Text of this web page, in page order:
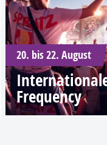
20. bis 22. August
Frequency